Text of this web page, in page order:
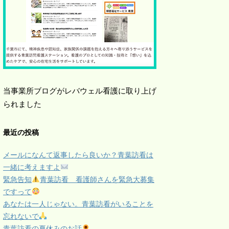
当事業所ブログがレバウェル看護に取り上げ
られました
最近の投稿
メールになんて返事したら良いか？青葉訪看は
一緒に考えますよ
緊急告知
青葉訪看 看護師さんを緊急大募集
ですって
あなたは一人じゃない。青葉訪看がいることを
忘れないで